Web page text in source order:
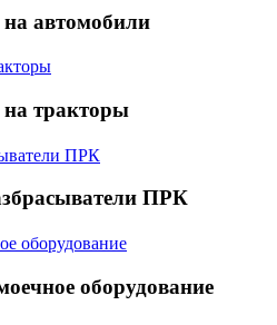
автомобили
тракторы
ПРК
ПРК
оборудование
оборудование